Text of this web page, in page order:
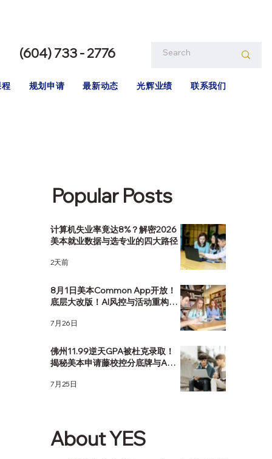
Popular Posts
计算机失业率竟达8%？解密2026
美本就业数据与选专业的四大路径
2天前
8月1日美本Common App开放！
底层大改版！AI风控与活动重构，
7月26日
佛州11.99逆天GPA被杜克录取！
揭秘美本申请藤校控分底牌与AP
7月25日
About YES
(604) 733 - 2776
规划申请 最新动态 光辉业绩 联系我们